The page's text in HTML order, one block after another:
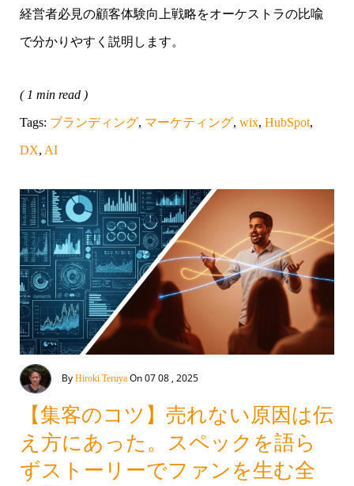
経営者必見の顧客体験向上戦略をオーケストラの比喩
で分かりやすく説明します。
( 1 min read )
Tags: ブランディング, マーケティング, wix, HubSpot,
DX, AI
By Hiroki Teruya On 07 08 , 2025
【集客のコツ】売れない原因は伝
え方にあった。スペックを語ら
ずストーリーでファンを生む全